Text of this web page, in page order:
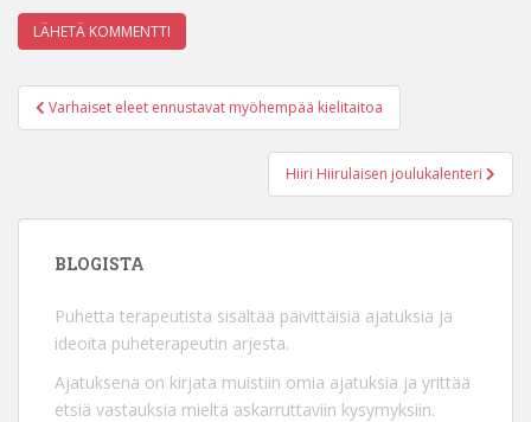
Artikkelien
selaus
Varhaiset eleet ennustavat myöhempää kielitaitoa
Hiiri Hiirulaisen joulukalenteri
BLOGISTA
Puhetta terapeutista sisältää päivittäisiä ajatuksia ja
ideoita puheterapeutin arjesta.
Ajatuksena on kirjata muistiin omia ajatuksia ja yrittää
etsiä vastauksia mieltä askarruttaviin kysymyksiin.